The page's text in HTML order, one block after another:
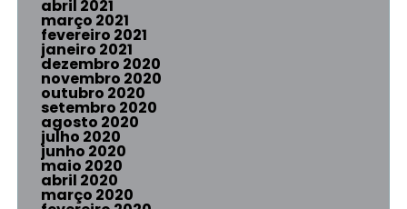
abril 2021
março 2021
fevereiro 2021
janeiro 2021
dezembro 2020
novembro 2020
outubro 2020
setembro 2020
agosto 2020
julho 2020
junho 2020
maio 2020
abril 2020
março 2020